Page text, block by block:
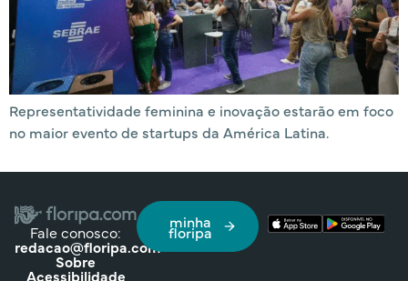
Representatividade feminina e inovação estarão em foco
no maior evento de startups da América Latina.
Fale conosco:
redacao@floripa.com
Sobre
Acessibilidade
minha
floripa